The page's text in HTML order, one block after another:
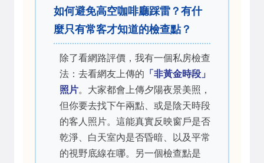
如何避免高空咖啡廳踩雷？有什
麼只有常客才知道的檢查點？
除了看網路評價，我有一個私房檢查
法：去看網友上傳的 「非黃金時段」
照片。大家都會上傳夕陽夜景美照，
但你要去找下午兩點、或是陰天時段
的客人照片。這能真實反映窗戶是否
乾淨、白天室內是否昏暗、以及平常
的視野底線在哪。另一個檢查點是